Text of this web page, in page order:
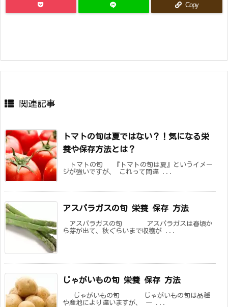
Copy
関連記事
トマトの旬は夏ではない？！気になる栄
養や保存方法とは？
トマトの旬 『トマトの旬は夏』というイメー
ジが強いですが、 これって間違 ...
アスパラガスの旬 栄養 保存 方法
アスパラガスの旬 アスパラガスは春頃か
ら芽が出て、秋ぐらいまで収穫が ...
じゃがいもの旬 栄養 保存 方法
じゃがいもの旬 じゃがいもの旬は品種
や産地により違いますが、 一 ...